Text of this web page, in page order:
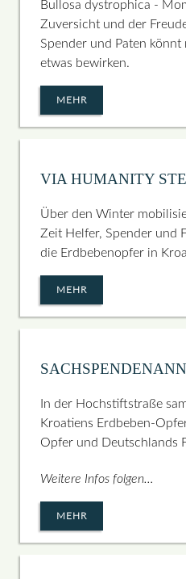
Bullosa dystrophica -
Zuversicht und der
Spender und Paten könnt
etwas bewirken.
MEHR
VIA HUMANITY
Über den Winter
Zeit Helfer, Spender und
die Erdbebenopfer in
MEHR
In der Hochstiftstraße
Kroatiens Erdbeben-
Opfer und Deutschlands
Weitere Infos folgen…
MEHR